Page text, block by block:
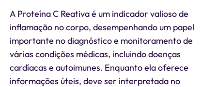
A Proteína C Reativa é um indicador valioso de
inflamação no corpo, desempenhando um papel
importante no diagnóstico e monitoramento de
várias condições médicas, incluindo doenças
cardíacas e autoimunes. Enquanto ela oferece
informações úteis, deve ser interpretada no